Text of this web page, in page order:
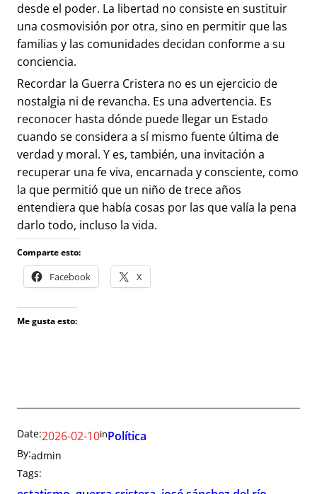
desde el poder. La libertad no consiste en sustituir
una cosmovisión por otra, sino en permitir que las
familias y las comunidades decidan conforme a su
conciencia.
Recordar la Guerra Cristera no es un ejercicio de
nostalgia ni de revancha. Es una advertencia. Es
reconocer hasta dónde puede llegar un Estado
cuando se considera a sí mismo fuente última de
verdad y moral. Y es, también, una invitación a
recuperar una fe viva, encarnada y consciente, como
la que permitió que un niño de trece años
entendiera que había cosas por las que valía la pena
darlo todo, incluso la vida.
Comparte esto:
Facebook X
Me gusta esto:
Date:2026-02-10inPolítica
By:admin
Tags: